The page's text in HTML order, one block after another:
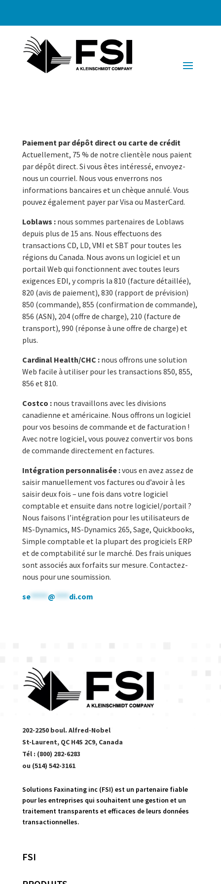
Paiement par dépôt direct ou carte de crédit
Actuellement, 75 % de notre clientèle nous paient
par dépôt direct. Si vous êtes intéressé, envoyez-
nous un courriel. Nous vous enverrons nos
informations bancaires et un chèque annulé. Vous
pouvez également payer par Visa ou MasterCard.
Loblaws :nous sommes partenaires de Loblaws
depuis plus de 15 ans. Nous effectuons des
transactions CD, LD, VMI et SBT pour toutes les
régions du Canada. Nous avons un logiciel et un
portail Web qui fonctionnent avec toutes leurs
exigences EDI, y compris la 810 (facture détaillée),
820 (avis de paiement), 830 (rapport de prévision)
850 (commande), 855 (confirmation de commande),
856 (ASN), 204 (offre de charge), 210 (facture de
transport), 990 (réponse à une offre de charge) et
plus.
Cardinal Health/CHC :nous offrons une solution
Web facile à utiliser pour les transactions 850, 855,
856 et 810.
Costco :nous travaillons avec les divisions
canadienne et américaine. Nous offrons un logiciel
pour vos besoins de commande et de facturation !
Avec notre logiciel, vous pouvez convertir vos bons
de commande directement en factures.
Intégration personnalisée :vous en avez assez de
saisir manuellement vos factures ou d’avoir à les
saisir deux fois – une fois dans votre logiciel
comptable et ensuite dans notre logiciel/portail ?
Nous faisons l’intégration pour les utilisateurs de
MS-Dynamics, MS-Dynamics 265, Sage, Quickbooks,
Simple comptable et la plupart des progiciels ERP
et de comptabilité sur le marché. Des frais uniques
sont associés aux forfaits sur mesure. Contactez-
nous pour une soumission.
se***** @ **** di.com
202-2250 boul. Alfred-Nobel
St-Laurent, QC H4S 2C9, Canada
Tél : (800) 282-6283
ou (514) 542-3161
Solutions Faxinating inc (FSI) est un partenaire fiable
pour les entreprises qui souhaitent une gestion et un
traitement transparents et efficaces de leurs données
transactionnelles.
FSI